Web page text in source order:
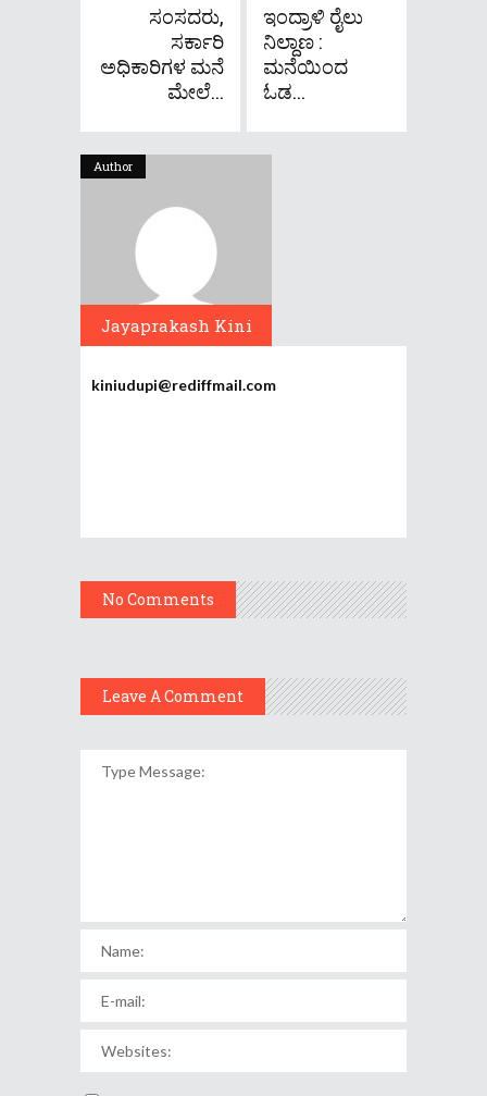
ಸಂಸದರು,
ಸರ್ಕಾರಿ
ಅಧಿಕಾರಿಗಳ ಮನೆ
ಮೇಲೆ...
ಇಂದ್ರಾಳಿ ರೈಲು
ನಿಲ್ದಾಣ :
ಮನೆಯಿಂದ
ಓಡ...
Author
Jayaprakash Kini
kiniudupi@rediffmail.com
No Comments
Leave A Comment